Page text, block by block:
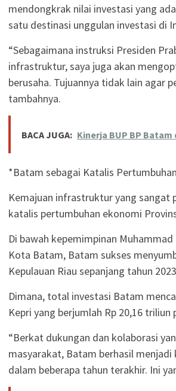
mendongkrak nilai investasi yang
satu destinasi unggulan investasi di
“Sebagaimana instruksi Presiden
infrastruktur, saya juga akan
berusaha. Tujuannya tidak lain agar
tambahnya.
BACA JUGA: Kinerja BUP BP
*Batam sebagai Katalis
Kemajuan infrastruktur yang sangat
katalis pertumbuhan ekonomi
Di bawah kepemimpinan
Kota Batam, Batam sukses
Kepulauan Riau sepanjang tahun
Dimana, total investasi Batam
Kepri yang berjumlah Rp 20,16 triliun
“Berkat dukungan dan kolaborasi
masyarakat, Batam berhasil
dalam beberapa tahun terakhir. Ini